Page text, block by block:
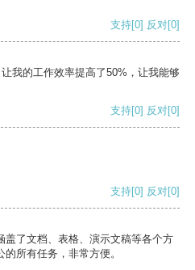
支持[0] 反对[0]
我的工作效率提高了50%，让我能够
支持[0] 反对[0]
支持[0] 反对[0]
盖了文档、表格、演示文稿等各个方
所有任务，非常方便。